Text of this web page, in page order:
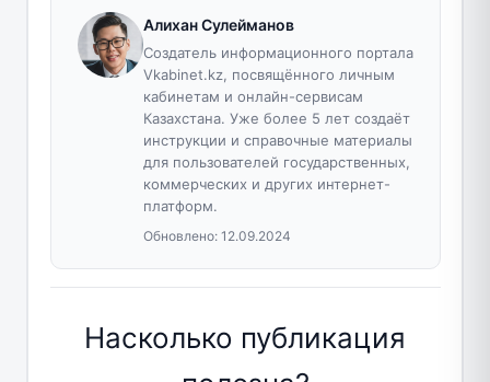
Алихан Сулейманов
Создатель информационного портала
Vkabinet.kz, посвящённого личным
кабинетам и онлайн-сервисам
Казахстана. Уже более 5 лет создаёт
инструкции и справочные материалы
для пользователей государственных,
коммерческих и других интернет-
платформ.
Обновлено: 12.09.2024
Насколько публикация